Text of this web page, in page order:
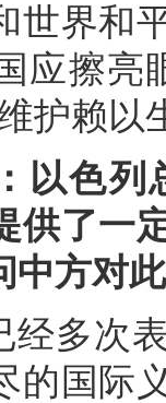
世界和
应擦亮
护赖
以色列
供了一
中方对
经多次
的国际